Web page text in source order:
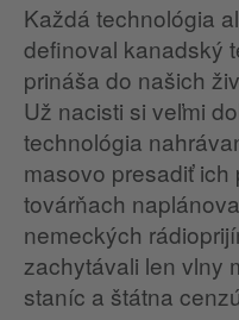
Každá technológia
definoval kanadský
prináša do našich
Už nacisti si veľmi
technológia
masovo presadiť ich
továrňach
nemeckých
zachytávali len vlny
staníc a štátna